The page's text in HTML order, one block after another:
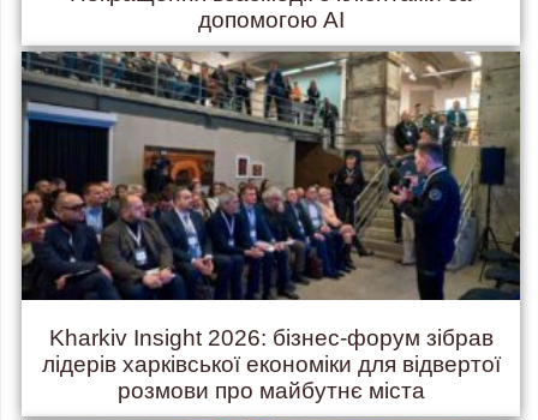
допомогою AI
Kharkiv Insight 2026: бізнес-форум зібрав
лідерів харківської економіки для відвертої
розмови про майбутнє міста